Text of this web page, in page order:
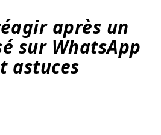
après un
sur WhatsApp
astuces